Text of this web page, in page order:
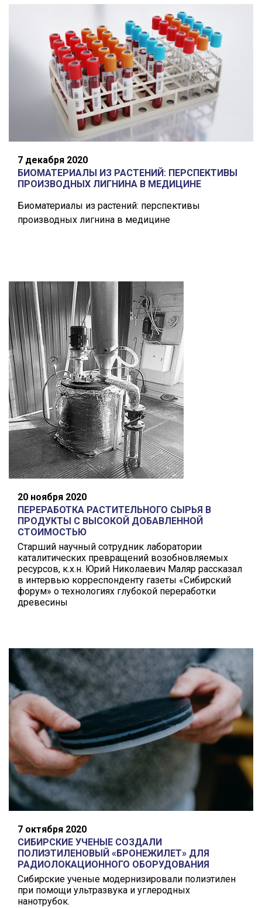
7 декабря 2020
БИОМАТЕРИАЛЫ ИЗ РАСТЕНИЙ: ПЕРСПЕКТИВЫ
ПРОИЗВОДНЫХ ЛИГНИНА В МЕДИЦИНЕ
Биоматериалы из растений: перспективы
производных лигнина в медицине
20 ноября 2020
ПЕРЕРАБОТКА РАСТИТЕЛЬНОГО СЫРЬЯ В
ПРОДУКТЫ С ВЫСОКОЙ ДОБАВЛЕННОЙ
СТОИМОСТЬЮ
Старший научный сотрудник лаборатории
каталитических превращений возобновляемых
ресурсов, к.х.н. Юрий Николаевич Маляр рассказал
в интервью корреспонденту газеты «Сибирский
форум» о технологиях глубокой переработки
древесины
7 октября 2020
СИБИРСКИЕ УЧЕНЫЕ СОЗДАЛИ
ПОЛИЭТИЛЕНОВЫЙ «БРОНЕЖИЛЕТ» ДЛЯ
РАДИОЛОКАЦИОННОГО ОБОРУДОВАНИЯ
Сибирские ученые модернизировали полиэтилен
при помощи ультразвука и углеродных
нанотрубок.